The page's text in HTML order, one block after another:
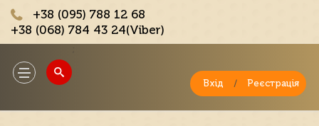
+38 (095) 788 12 68
+38 (068) 784 43 24(Viber)
Toggle
navigation
Вхід / Реєстрація